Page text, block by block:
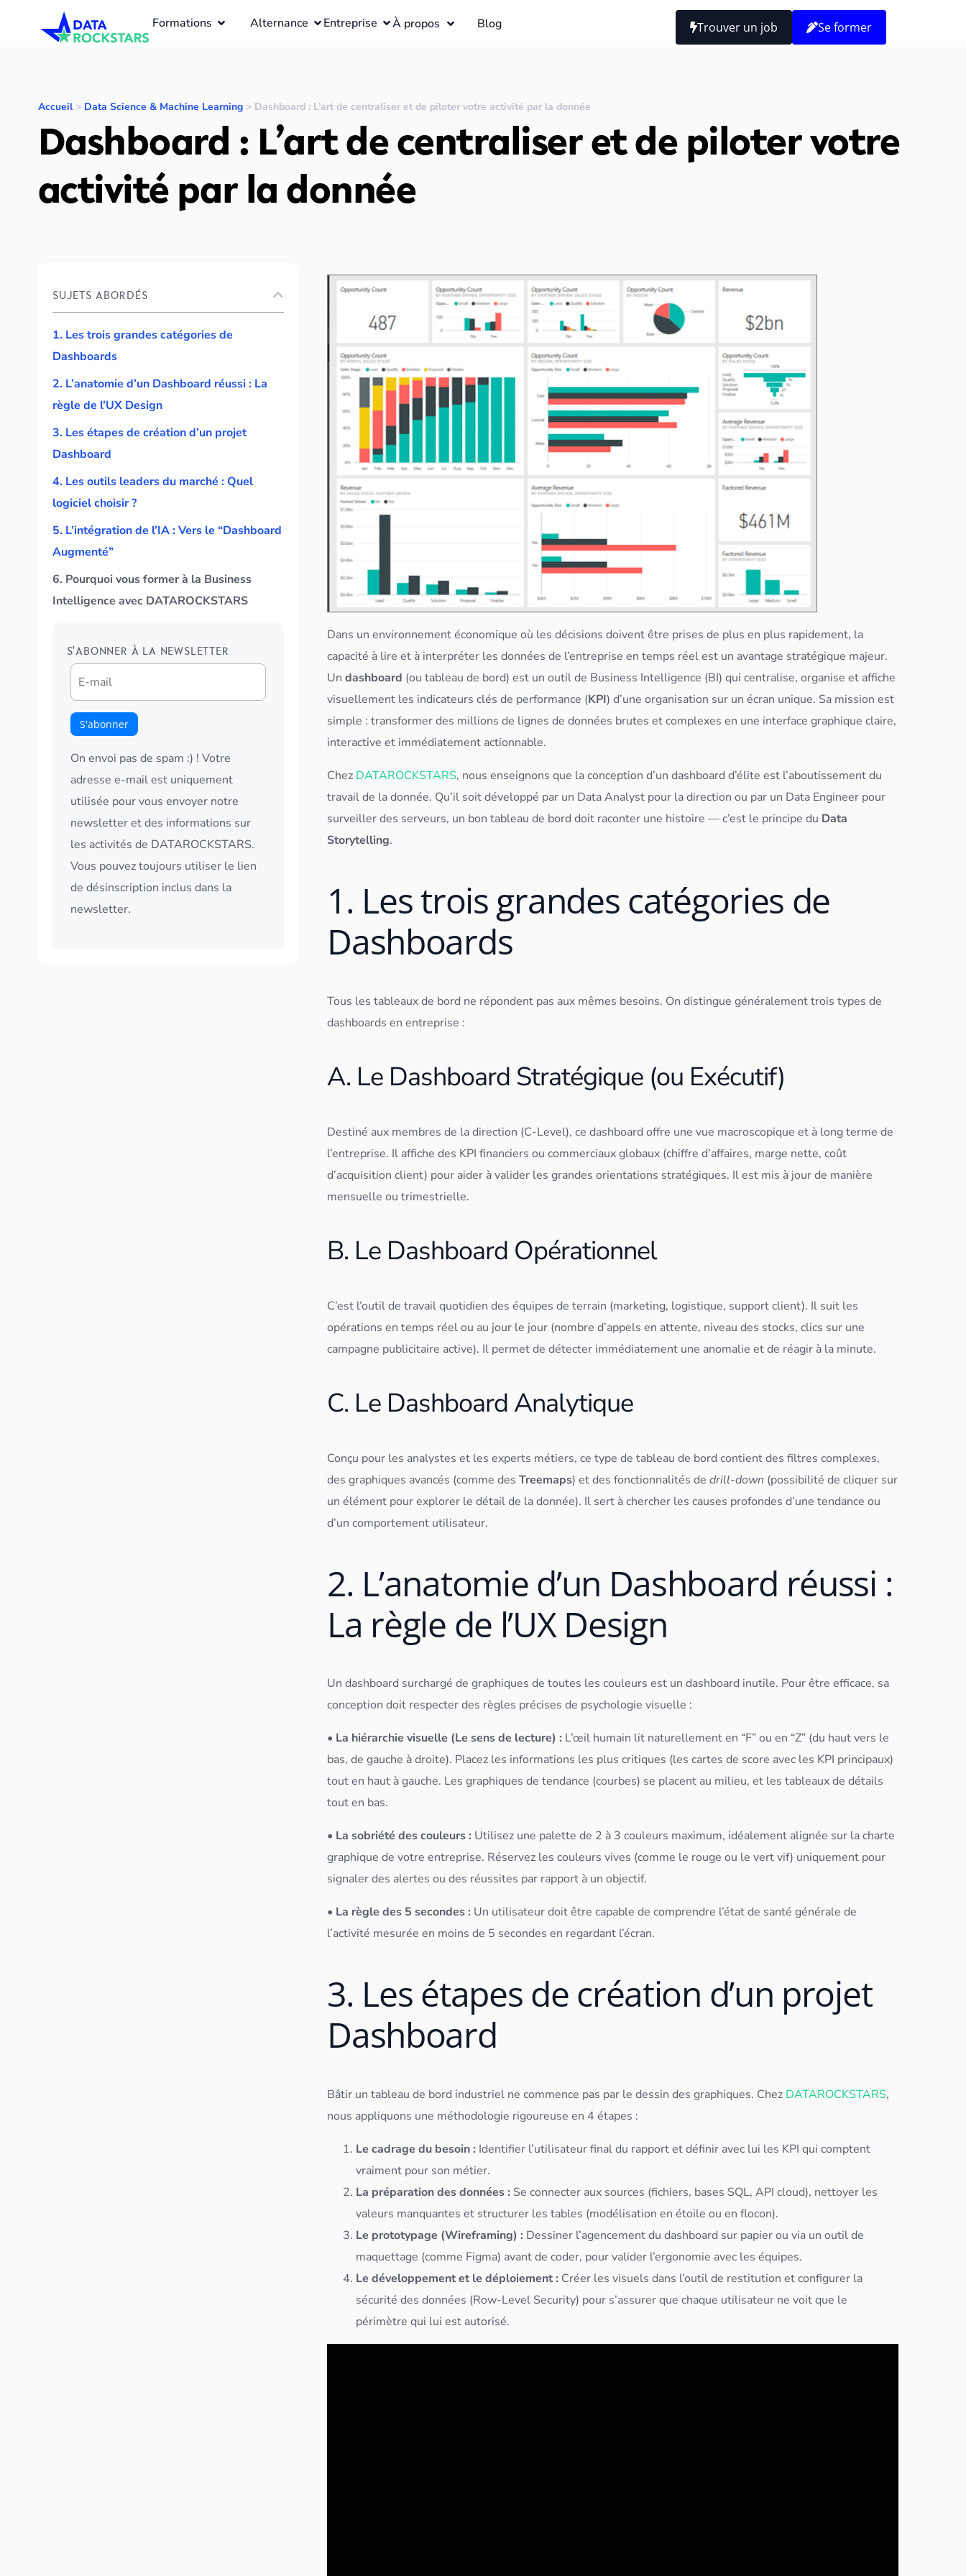
Formations Alternance Entreprise À propos Blog Trouver un job Se former
Accueil> Data Science & Machine Learning> Dashboard : L’art de centraliser et de piloter votre activité par la donnée
Dashboard : L’art de centraliser et de piloter votre
activité par la donnée
SUJETS ABORDÉS
1. Les trois grandes catégories de
Dashboards
2. L’anatomie d’un Dashboard réussi : La
règle de l’UX Design
3. Les étapes de création d’un projet
Dashboard
4. Les outils leaders du marché : Quel
logiciel choisir ?
5. L’intégration de l’IA : Vers le “Dashboard
Augmenté”
6. Pourquoi vous former à la Business
Intelligence avec DATAROCKSTARS
S'ABONNER À LA NEWSLETTER
On envoi pas de spam :) ! Votre
adresse e-mail est uniquement
utilisée pour vous envoyer notre
newsletter et des informations sur
les activités de DATAROCKSTARS.
Vous pouvez toujours utiliser le lien
de désinscription inclus dans la
newsletter.
Dans un environnement économique où les décisions doivent être prises de plus en plus rapidement, la
capacité à lire et à interpréter lesdonnées de l’entreprise en temps réel est un avantage stratégique majeur.
Undashboard (outableau de bord) est un outil de Business Intelligence (BI) qui centralise, organise et affiche
visuellement les indicateurs clés de performance (KPI) d’une organisation sur un écran unique. Sa mission est
simple : transformer des millions de lignes dedonnées brutes et complexes en une interface graphique claire,
interactive et immédiatement actionnable.
Chez DATAROCKSTARS, nous enseignons que la conception d’undashboard d’élite est l’aboutissement du
travail de la donnée. Qu’il soit développé par un Data Analyst pour la direction ou par un Data Engineer pour
surveiller des serveurs, un bontableau de bord doit raconter une histoire — c’est le principe du Data
Storytelling.
1. Les trois grandes catégories de
Dashboards
Tous lestableaux de bord ne répondent pas aux mêmes besoins. On distingue généralement trois types de
dashboards en entreprise :
A. Le Dashboard Stratégique (ou Exécutif)
Destiné aux membres de la direction (C-Level), cedashboard offre une vue macroscopique et à long terme de
l’entreprise. Il affiche des KPI financiers ou commerciaux globaux (chiffre d’affaires, marge nette, coût
d’acquisition client) pour aider à valider les grandes orientations stratégiques. Il est mis à jour de manière
mensuelle ou trimestrielle.
B. Le Dashboard Opérationnel
C’est l’outil de travail quotidien des équipes de terrain (marketing, logistique, support client). Il suit les
opérations en temps réel ou au jour le jour (nombre d’appels en attente, niveau des stocks, clics sur une
campagne publicitaire active). Il permet de détecter immédiatement une anomalie et de réagir à la minute.
C. Le Dashboard Analytique
Conçu pour les analystes et les experts métiers, ce type detableau de bord contient des filtres complexes,
des graphiques avancés (comme desTreemaps) et des fonctionnalités dedrill-down (possibilité de cliquer sur
un élément pour explorer le détail de la donnée). Il sert à chercher les causes profondes d’une tendance ou
d’un comportement utilisateur.
2. L’anatomie d’un Dashboard réussi :
La règle de l’UX Design
Undashboard surchargé de graphiques de toutes les couleurs est undashboard inutile. Pour être efficace, sa
conception doit respecter des règles précises de psychologie visuelle :
• La hiérarchie visuelle (Le sens de lecture) : L’œil humain lit naturellement en “F” ou en “Z” (du haut vers le
bas, de gauche à droite). Placez les informations les plus critiques (les cartes de score avec les KPI principaux)
tout en haut à gauche. Les graphiques de tendance (courbes) se placent au milieu, et lestableaux de détails
tout en bas.
• La sobriété des couleurs : Utilisez une palette de 2 à 3 couleurs maximum, idéalement alignée sur la charte
graphique de votre entreprise. Réservez les couleurs vives (comme le rouge ou le vert vif) uniquement pour
signaler des alertes ou des réussites par rapport à un objectif.
• La règle des 5 secondes : Un utilisateur doit être capable de comprendre l’état de santé générale de
l’activité mesurée en moins de 5 secondes en regardant l’écran.
3. Les étapes de création d’un projet
Dashboard
Bâtir untableau de bord industriel ne commence pas par le dessin des graphiques. Chez DATAROCKSTARS,
nous appliquons une méthodologie rigoureuse en 4 étapes :
Le cadrage du besoin : Identifier l’utilisateur final du rapport et définir avec lui les KPI qui comptent
vraiment pour son métier.
La préparation desdonnées: Se connecter aux sources (fichiers, bases SQL, APIcloud), nettoyer les
valeurs manquantes et structurer les tables (modélisation en étoile ou en flocon).
Le prototypage (Wireframing) : Dessiner l’agencement dudashboard sur papier ou via un outil de
maquettage (comme Figma) avant de coder, pour valider l’ergonomie avec les équipes.
Le développement et le déploiement : Créer les visuels dans l’outil de restitution et configurer la
sécurité desdonnées (Row-Level Security) pour s’assurer que chaque utilisateur ne voit que le
périmètre qui lui est autorisé.